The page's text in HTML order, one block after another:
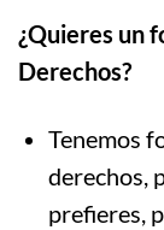
¿Quieres un
Derechos?
Tenemos
derechos,
prefieres,